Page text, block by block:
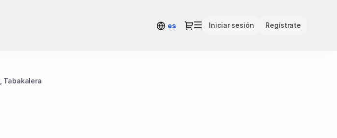
es Diálogo
Iniciar sesión Regístrate
Tabakalera